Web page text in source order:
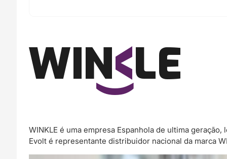
WINKLE é uma empresa Espanhola de ultima
Evolt é representante distribuidor nacional da marca